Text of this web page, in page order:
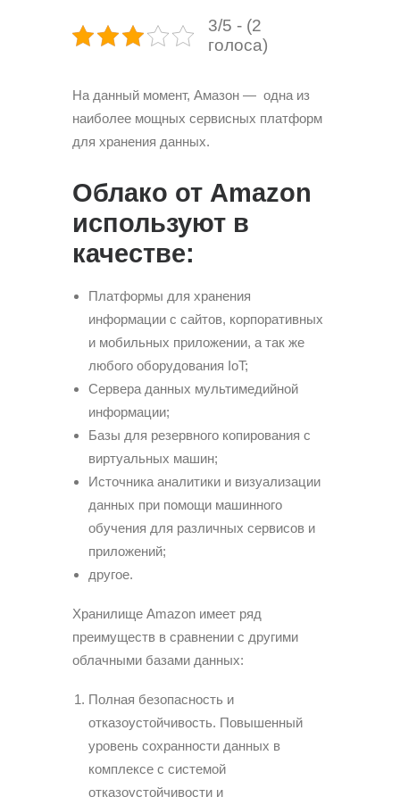
3/5 - (2
голоса)
На данный момент, Амазон — одна из
наиболее мощных сервисных платформ
для хранения данных.
Облако от Amazon
используют в
качестве:
Платформы для хранения
информации c сайтов, корпоративных
и мобильных приложении, а так же
любого оборудования IoT;
Сервера данных мультимедийной
информации;
Базы для резервного копирования с
виртуальных машин;
Источника аналитики и визуализации
данных при помощи машинного
обучения для различных сервисов и
приложений;
другое.
Хранилище Amazon имеет ряд
преимуществ в сравнении с другими
облачными базами данных:
Полная безопасность и
отказоустойчивость. Повышенный
уровень сохранности данных в
комплексе с системой
отказоустойчивости и